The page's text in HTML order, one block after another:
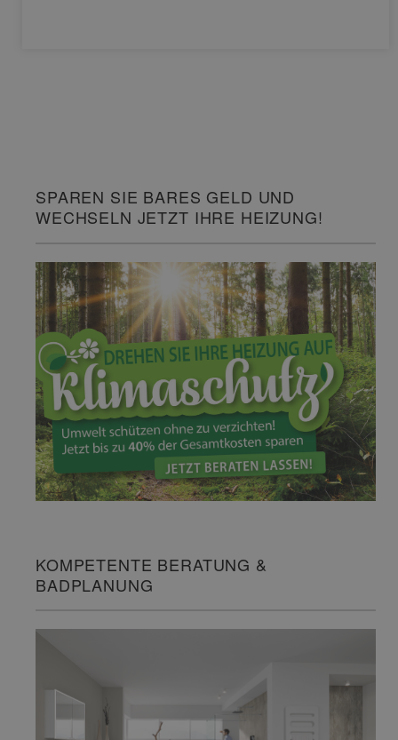
SPAREN SIE BARES GELD UND
WECHSELN JETZT IHRE HEIZUNG!
KOMPETENTE BERATUNG &
BADPLANUNG